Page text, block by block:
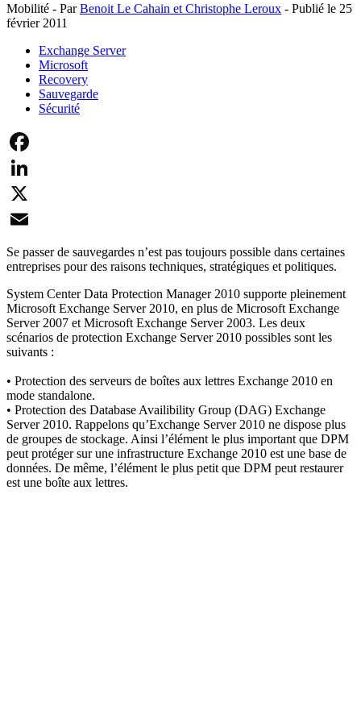
Mobilité - ParBenoit Le Cahain et Christophe Leroux - Publié le 25
février 2011
Exchange Server
Microsoft
Recovery
Sauvegarde
Sécurité
Facebook
LinkedIn
X
Email
Se passer de sauvegardes n’est pas toujours possible dans certaines
entreprises pour des raisons techniques, stratégiques et politiques.
System Center Data Protection Manager 2010 supporte pleinement
Microsoft Exchange Server 2010, en plus de Microsoft Exchange
Server 2007 et Microsoft Exchange Server 2003. Les deux
scénarios de protection Exchange Server 2010 possibles sont les
suivants :
• Protection des serveurs de boîtes aux lettres Exchange 2010 en
mode standalone.
• Protection des Database Availibility Group (DAG) Exchange
Server 2010. Rappelons qu’Exchange Server 2010 ne dispose plus
de groupes de stockage. Ainsi l’élément le plus important que DPM
peut protéger sur une infrastructure Exchange 2010 est une base de
données. De même, l’élément le plus petit que DPM peut restaurer
est une boîte aux lettres.